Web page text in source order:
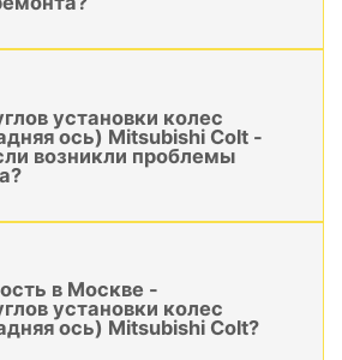
установки колес
ось) Mitsubishi Colt -
возникли проблемы
в Москве -
установки колес
ось) Mitsubishi Colt?